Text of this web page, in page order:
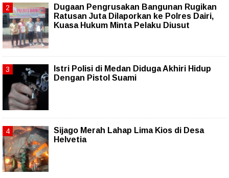
Dugaan Pengrusakan Bangunan Rugikan
Ratusan Juta Dilaporkan ke Polres Dairi,
Kuasa Hukum Minta Pelaku Diusut
Istri Polisi di Medan Diduga Akhiri Hidup
Dengan Pistol Suami
Sijago Merah Lahap Lima Kios di Desa
Helvetia